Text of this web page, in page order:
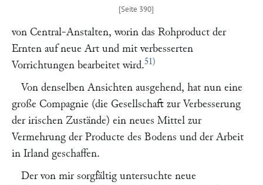
von Central-Anstalten, worin das Rohproduct der
Ernten auf neue Art und mit verbesserten
Vorrichtungen bearbeitet wird.51)
Von denselben Ansichten ausgehend, hat nun eine
große Compagnie (die Gesellschaft zur Verbesserung
der irischen Zustände) ein neues Mittel zur
Vermehrung der Producte des Bodens und der Arbeit
in Irland geschaffen.
Der von mir sorgfältig untersuchte neue